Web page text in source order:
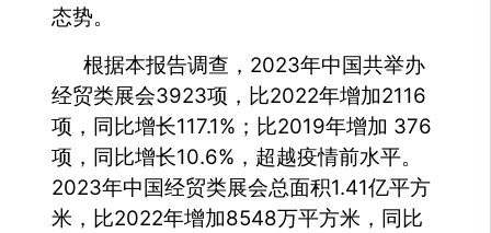
态势。
根据本报告调查，2023年中国共举办
经贸类展会3923项，比2022年增加2116
项，同比增长117.1%；比2019年增加 376
项，同比增长10.6%，超越疫情前水平。
2023年中国经贸类展会总面积1.41亿平方
米，比2022年增加8548万平方米，同比